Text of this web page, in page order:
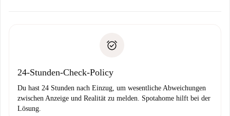
24-Stunden-Check-Policy
Du hast 24 Stunden nach Einzug, um wesentliche Abweichungen
zwischen Anzeige und Realität zu melden. Spotahome hilft bei der
Lösung.